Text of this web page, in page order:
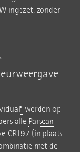
ingezet, zonder
werden op
alle Parscan
CRI 97 (in plaats
met de